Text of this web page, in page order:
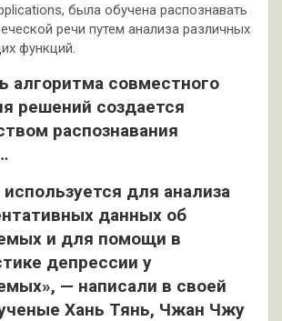
была обучена распознавать
речи путем анализа различных
функций.
алгоритма совместного
решений создается
распознавания
для анализа
данных об
и для помощи в
депрессии у
— написали в своей
Хань Тянь, Чжан Чжу